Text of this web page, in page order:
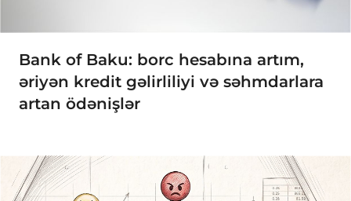
Bank of Baku: borc hesabına artım,
əriyən kredit gəlirliliyi və səhmdarlara
artan ödənişlər